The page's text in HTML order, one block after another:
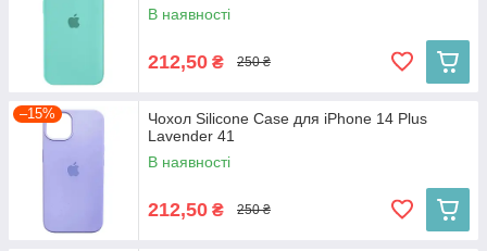
В наявності
212,50 ₴ 250 ₴
–15%
Чохол Silicone Case для iPhone 14 Plus
Lavender 41
В наявності
212,50 ₴ 250 ₴